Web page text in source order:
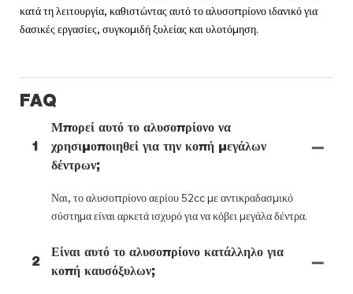
κατά τη λειτουργία, καθιστώντας αυτό το αλυσοπρίονο ιδανικό για
δασικές εργασίες, συγκομιδή ξυλείας και υλοτόμηση.
FAQ
1
Μπορεί αυτό το αλυσοπρίονο να
χρησιμοποιηθεί για την κοπή μεγάλων
δέντρων;
Ναι, το αλυσοπρίονο αερίου 52cc με αντικραδασμικό
σύστημα είναι αρκετά ισχυρό για να κόβει μεγάλα δέντρα.
2
Είναι αυτό το αλυσοπρίονο κατάλληλο για
κοπή καυσόξυλων;